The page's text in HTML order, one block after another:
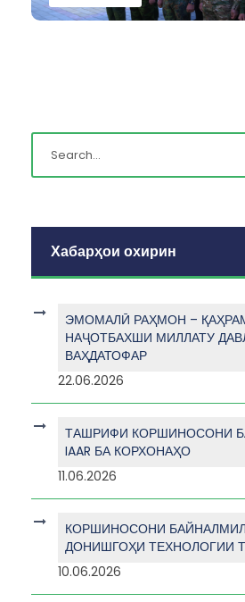
Хабарҳои охирин
ЭМОМАЛӢ РАҲМОН –
НАҶОТБАХШИ МИЛЛАТУ
ВАҲДАТОФАР
22.06.2026
ТАШРИФИ КОРШИНОСОНИ
IAAR БА КОРХОНАҲО
11.06.2026
КОРШИНОСОНИ
ДОНИШГОҲИ ТЕХНОЛОГИИ
10.06.2026